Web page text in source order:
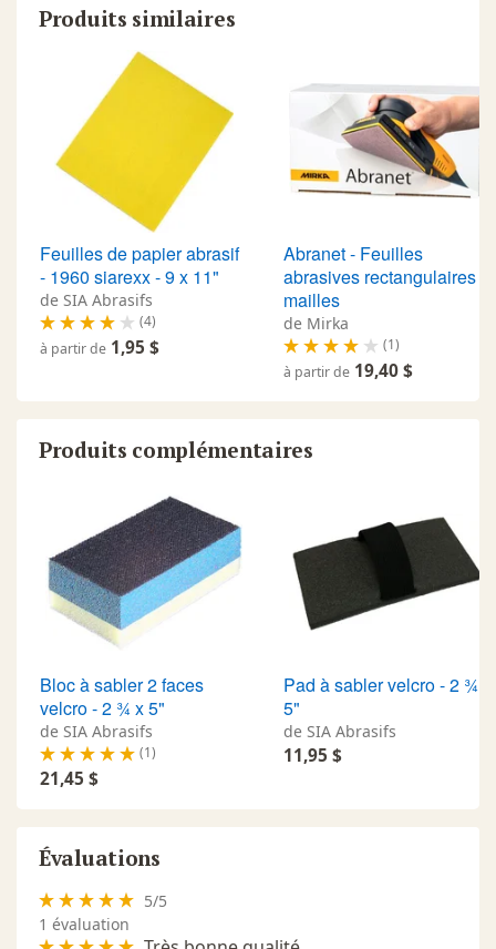
Produits similaires
Feuilles de papier abrasif
- 1960 siarexx - 9 x 11"
de SIA Abrasifs
(4)
à partir de 1,95 $
Abranet - Feuilles
abrasives rectangulaires à
mailles
de Mirka
(1)
à partir de 19,40 $
Produits complémentaires
Bloc à sabler 2 faces
velcro - 2 ¾ x 5"
de SIA Abrasifs
(1)
21,45 $
Pad à sabler velcro - 2 ¾ x
5"
de SIA Abrasifs
11,95 $
Évaluations
5/5
1 évaluation